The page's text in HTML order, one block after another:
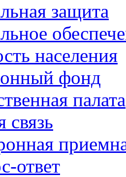
защита
населения
фонд
палата
связь
ответ